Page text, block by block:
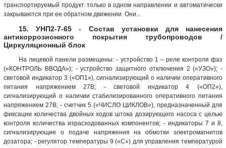
транспортируемый продукт только в одном направлении и автоматически
закрываются при ее обратном движении. Они...
15. УНП2-7-65 - Состав установки для нанесения
антикоррозионного покрытия трубопроводов /
Циркуляционный блок
На лицевой панели размещены: - устройство 1 – реле контроля фаз
(«КОНТРОЛЬ ВВОДА»); - устройство защитного отключения 2 («УЗО»); -
световой индикатор 3 («ОП1»), сигнализирующий о наличии оперативного
питания напряжением 27В; - световой индикатор 4 («ОП2»),
сигнализирующий о наличии стабилизированного оперативного питания
напряжением 27В; - счетчик 5 («ЧИСЛО ЦИКЛОВ»), предназначенный для
фиксации количества двойных ходов штока дозирующего насоса с целью
контроля количества израсходованных компонентов; - индикаторы 7 и 8,
сигнализирующие о подаче напряжения на обмотки электромагнитов
дозатора; - регулятор температуры 9 («С») для управления температурой